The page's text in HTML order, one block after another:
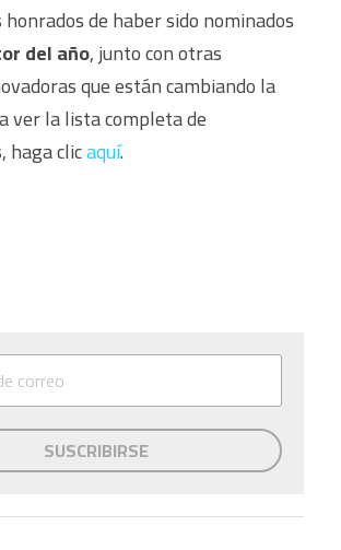
de haber sido nominados
del año, junto con otras
que están cambiando la
ver la lista completa de
haga clic aquí.
SUSCRIBIRSE